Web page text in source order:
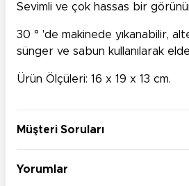
Sevimli ve çok hassas bir
30 ° 'de makinede yıkanabilir,
sünger ve sabun kullanılarak
Ürün Ölçüleri: 16 x 19 x 13 cm.
Müşteri Soruları
Yorumlar